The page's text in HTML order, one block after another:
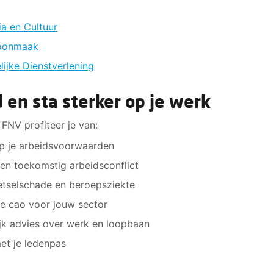
en Cultuur
Dienstverlening
en sta sterker op je werk
profiteer je van:
je arbeidsvoorwaarden
toekomstig arbeidsconflict
en beroepsziekte
cao voor jouw sector
advies over werk en loopbaan
je ledenpas